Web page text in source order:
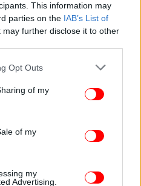
This information may
parties on the IAB’s List of
may further disclose it to other
uses one or more Google
behaviour. You may click to
and its third-party tags to
purposes in below Google
Opt Outs
of my
of my
my
Advertising.